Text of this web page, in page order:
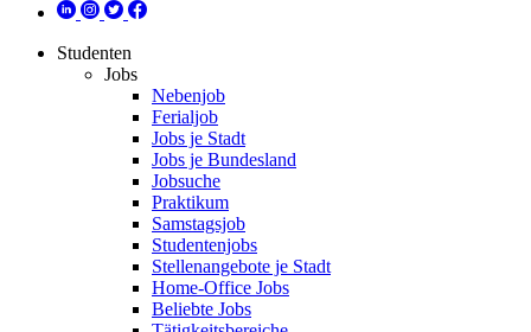
Studenten
Jobs
Nebenjob
Ferialjob
Jobs je Stadt
Jobs je Bundesland
Jobsuche
Praktikum
Samstagsjob
Studentenjobs
Stellenangebote je Stadt
Home-Office Jobs
Beliebte Jobs